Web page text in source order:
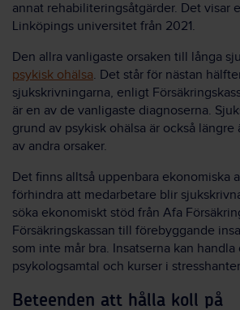
annat rehabiliteringsåtgärder. Det visar
Linköpings universitet från 2021.
Den allra vanligaste orsaken till långa
psykisk ohälsa. Det står för nästan
sjukskrivningarna, enligt
är en av de vanligaste diagnoserna.
grund av psykisk ohälsa är också
av andra orsaker.
Det finns alltså uppenbara ekonomiska
förhindra att medarbetare blir
söka ekonomiskt stöd från Afa
Försäkringskassan till förebyggande
som inte mår bra. Insatserna kan
psykologsamtal och kurser i
Beteenden att hålla koll på